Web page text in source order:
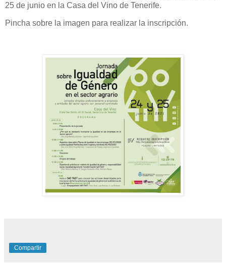
25 de junio en la Casa del Vino de Tenerife.
Pincha sobre la imagen para realizar la inscripción.
Compartir